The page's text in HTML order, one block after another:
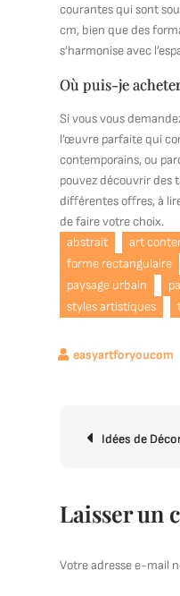
courantes qui sont
cm, bien que des
s’harmonise avec
Où puis-je
Si vous vous
l’œuvre parfaite qui
contemporains, ou
pouvez découvrir des
différentes offres, à
de faire votre choix.
abstrait
art
forme rectangulaire
paysage urbain
styles artistiques
Navigation
Idées de
Laisser un
Votre adresse e-mail